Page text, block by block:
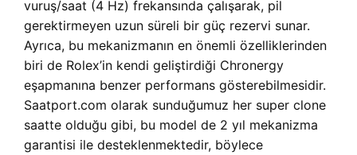
vuruş/saat (4 Hz) frekansında çalışarak, pil
gerektirmeyen uzun süreli bir güç rezervi sunar.
Ayrıca, bu mekanizmanın en önemli özelliklerinden
biri de Rolex’in kendi geliştirdiği Chronergy
eşapmanına benzer performans gösterebilmesidir.
Saatport.com olarak sunduğumuz her super clone
saatte olduğu gibi, bu model de 2 yıl mekanizma
garantisi ile desteklenmektedir, böylece